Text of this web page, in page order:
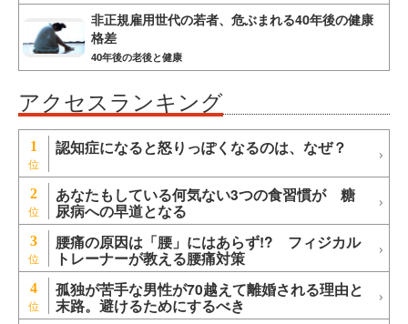
非正規雇用世代の若者、危ぶまれる40年後の健康
格差
40年後の老後と健康
アクセスランキング
1 認知症になると怒りっぽくなるのは、なぜ？
2 あなたもしている何気ない3つの食習慣が 糖
尿病への早道となる
3 腰痛の原因は「腰」にはあらず!? フィジカル
トレーナーが教える腰痛対策
4 孤独が苦手な男性が70越えて離婚される理由と
末路。避けるためにするべき